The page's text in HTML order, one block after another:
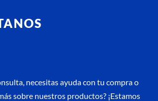
necesitas ayuda con tu compra o
sobre nuestros productos? ¡Estamos